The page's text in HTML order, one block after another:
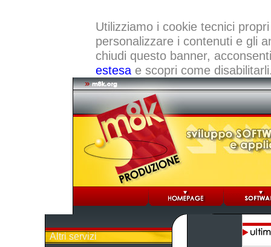
Utilizziamo i cookie tecnici
personalizzare i contenuti e gli
chiudi questo banner,
estesae scopri come
Altri servizi